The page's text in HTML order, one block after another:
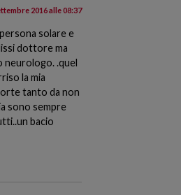
2016 alle 08:37
solare e
dottore ma
neurologo. .quel
la mia
tanto da non
sono sempre
bacio